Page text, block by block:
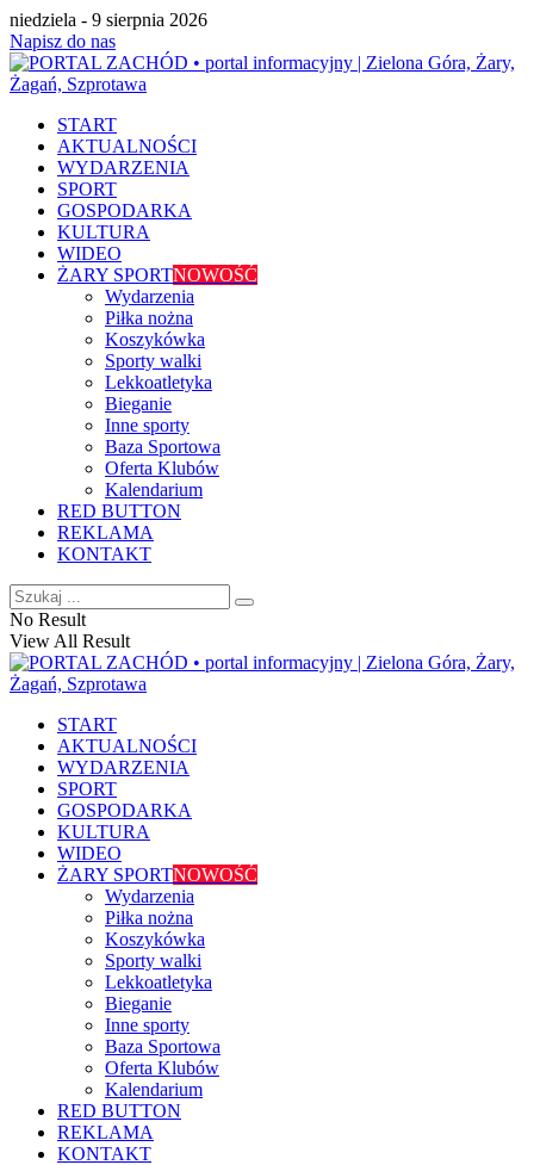
niedziela - 9 sierpnia 2026
Napisz do nas
START
AKTUALNOŚCI
WYDARZENIA
SPORT
GOSPODARKA
KULTURA
WIDEO
ŻARY SPORTNOWOŚĆ
Wydarzenia
Piłka nożna
Koszykówka
Sporty walki
Lekkoatletyka
Bieganie
Inne sporty
Baza Sportowa
Oferta Klubów
Kalendarium
RED BUTTON
REKLAMA
KONTAKT
No Result
View All Result
START
AKTUALNOŚCI
WYDARZENIA
SPORT
GOSPODARKA
KULTURA
WIDEO
ŻARY SPORTNOWOŚĆ
Wydarzenia
Piłka nożna
Koszykówka
Sporty walki
Lekkoatletyka
Bieganie
Inne sporty
Baza Sportowa
Oferta Klubów
Kalendarium
RED BUTTON
REKLAMA
KONTAKT